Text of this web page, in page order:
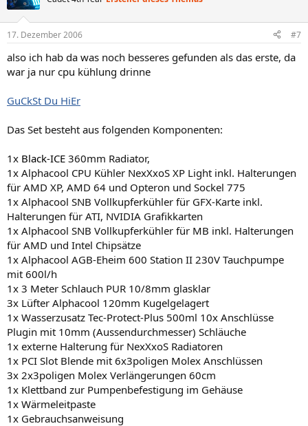
17. Dezember 2006 #7
also ich hab da was noch besseres gefunden als das erste, da
war ja nur cpu kühlung drinne
GuCkSt Du HiEr
Das Set besteht aus folgenden Komponenten:
1x Black-ICE 360mm Radiator,
1x Alphacool CPU Kühler NexXxoS XP Light inkl. Halterungen
für AMD XP, AMD 64 und Opteron und Sockel 775
1x Alphacool SNB Vollkupferkühler für GFX-Karte inkl.
Halterungen für ATI, NVIDIA Grafikkarten
1x Alphacool SNB Vollkupferkühler für MB inkl. Halterungen
für AMD und Intel Chipsätze
1x Alphacool AGB-Eheim 600 Station II 230V Tauchpumpe
mit 600l/h
1x 3 Meter Schlauch PUR 10/8mm glasklar
3x Lüfter Alphacool 120mm Kugelgelagert
1x Wasserzusatz Tec-Protect-Plus 500ml 10x Anschlüsse
Plugin mit 10mm (Aussendurchmesser) Schläuche
1x externe Halterung für NexXxoS Radiatoren
1x PCI Slot Blende mit 6x3poligen Molex Anschlüssen
3x 2x3poligen Molex Verlängerungen 60cm
1x Klettband zur Pumpenbefestigung im Gehäuse
1x Wärmeleitpaste
1x Gebrauchsanweisung